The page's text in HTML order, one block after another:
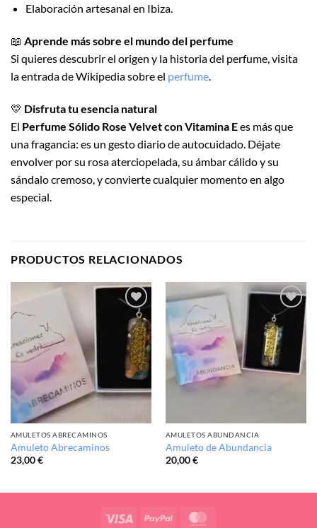
Elaboración artesanal en Ibiza.
📖 Aprende más sobre el mundo del perfume
Si quieres descubrir el origen y la historia del perfume, visita
la entrada de Wikipedia sobre el perfume
💛 Disfruta tu esencia natural
El Perfume Sólido Rose Velvet con Vitamina Ees más que
una fragancia: es un gesto diario de autocuidado. Déjate
envolver por su rosa aterciopelada, su ámbar cálido y su
sándalo cremoso, y convierte cualquier momento en algo
especial.
PRODUCTOS RELACIONADOS
Añadir
a la
lista de
deseos
AMULETOS ABRECAMINOS
Amuleto Abrecaminos
23,00€
Añadir
a la
lista de
deseos
AMULETOS ABUNDANCIA
Amuleto de Abundancia
20,00€
Visa PayPal